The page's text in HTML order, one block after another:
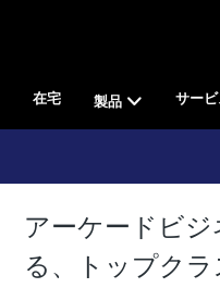
在宅 製品 サービ
アーケードビ
る、トップク